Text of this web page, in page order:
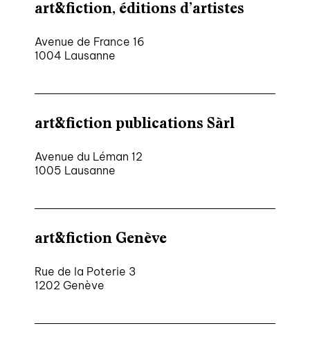
art&fiction, éditions d’artistes
Avenue de France 16
1004 Lausanne
art&fiction publications Sàrl
Avenue du Léman 12
1005 Lausanne
art&fiction Genève
Rue de la Poterie 3
1202 Genève